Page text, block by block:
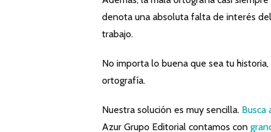
denota una absoluta falta de interés
trabajo.
No importa lo buena que sea tu
ortografía.
Nuestra solución es muy sencilla. Busca
Azur Grupo Editorial contamos con